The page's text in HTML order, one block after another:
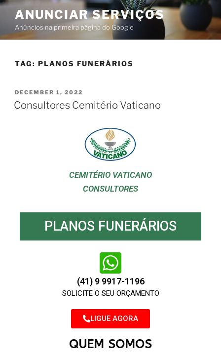
ANUNCIAR SERVIÇOS
Anúncios na primeira página do Google
TAG: PLANOS FUNERÁRIOS
DECEMBER 1, 2022
Consultores Cemitério Vaticano
CEMITÉRIO VATICANO
CONSULTORES
PLANOS FUNERÁRIOS
(41) 9 9917-1196
SOLICITE O SEU ORÇAMENTO
LIGUE AGORA
QUEM SOMOS